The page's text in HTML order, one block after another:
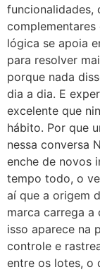
funcionalidades,
lógica se apoia
para resolver
porque nada
dia a dia. E
excelente que
hábito. Por que
nessa conversa
enche de novos
tempo todo, o
aí que a origem
marca carrega a
isso aparece na
controle e
entre os lotes, o